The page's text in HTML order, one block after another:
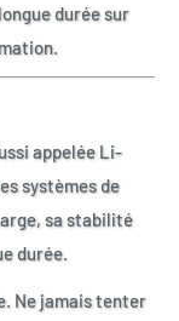
durée sur
appelée Li-
systèmes de
sa stabilité
durée.
Ne jamais tenter